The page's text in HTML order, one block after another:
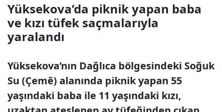
Yüksekova’da piknik yapan baba
ve kızı tüfek saçmalarıyla
yaralandı
Yüksekova’nın Dağlıca bölgesindeki Soğuk
Su (Çemê) alanında piknik yapan 55
yaşındaki baba ile 11 yaşındaki kızı,